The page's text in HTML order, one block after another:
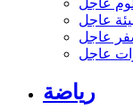
عاجل
عاجل
عاجل
رياضة